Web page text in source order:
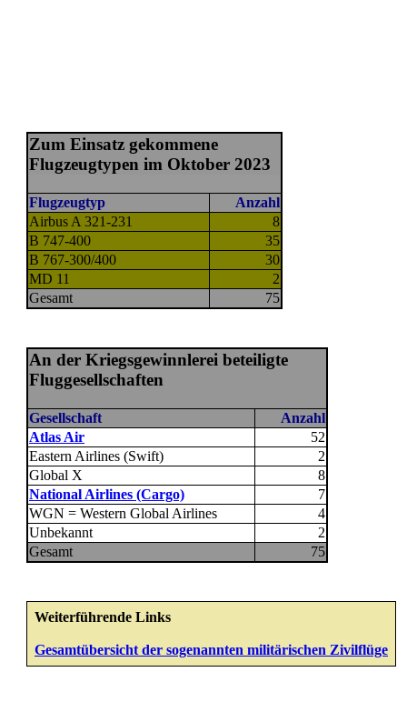
Zum Einsatz gekommene
Flugzeugtypen im Oktober 2023
Flugzeugtyp
Anzahl
Airbus A 321-231
8
B 747-400
35
B 767-300/400
30
MD 11
2
Gesamt
75
An der Kriegsgewinnlerei beteiligte
Fluggesellschaften
Gesellschaft
Anzahl
Atlas Air
52
Eastern Airlines (Swift)
2
Global X
8
National Airlines (Cargo)
7
WGN = Western Global Airlines
4
Unbekannt
2
Gesamt
75
Weiterführende Links
Gesamtübersicht der sogenannten militärischen Zivilflüge